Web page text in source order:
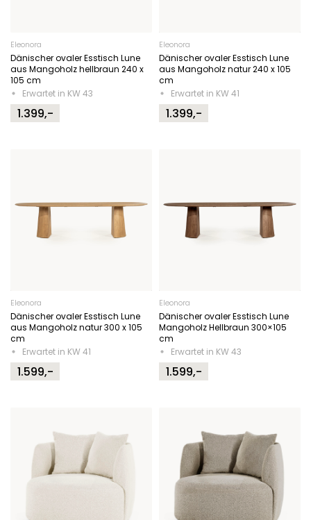
Eleonora
Dänischer ovaler Esstisch Lune
aus Mangoholz hellbraun 240 x
105 cm
Erwartet in KW 43
1.399,-
Eleonora
Dänischer ovaler Esstisch Lune
aus Mangoholz natur 240 x 105
cm
Erwartet in KW 41
1.399,-
Eleonora
Dänischer ovaler Esstisch Lune
aus Mangoholz natur 300 x 105
cm
Erwartet in KW 41
1.599,-
Eleonora
Dänischer ovaler Esstisch Lune
Mangoholz Hellbraun 300×105
cm
Erwartet in KW 43
1.599,-